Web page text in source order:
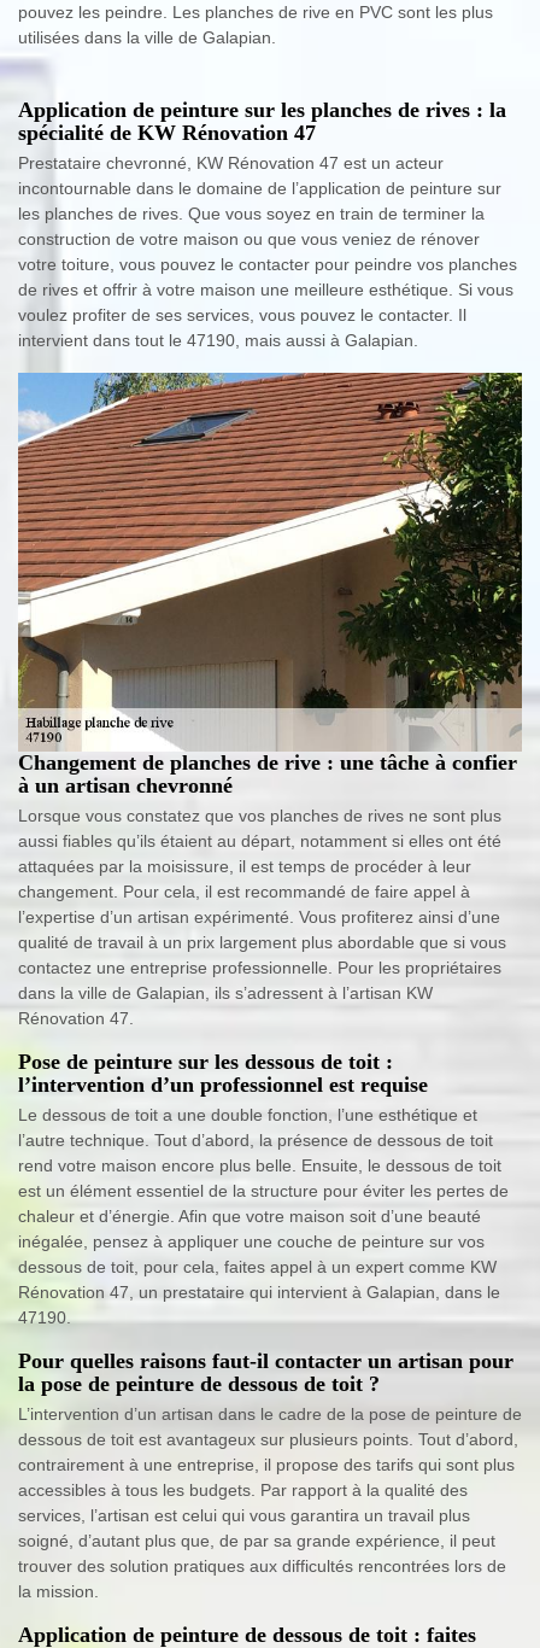
pouvez les peindre. Les planches de rive en PVC sont les plus
utilisées dans la ville de Galapian.
Application de peinture sur les planches de rives : la
spécialité de KW Rénovation 47
Prestataire chevronné, KW Rénovation 47 est un acteur
incontournable dans le domaine de l’application de peinture sur
les planches de rives. Que vous soyez en train de terminer la
construction de votre maison ou que vous veniez de rénover
votre toiture, vous pouvez le contacter pour peindre vos planches
de rives et offrir à votre maison une meilleure esthétique. Si vous
voulez profiter de ses services, vous pouvez le contacter. Il
intervient dans tout le 47190, mais aussi à Galapian.
Changement de planches de rive : une tâche à confier
à un artisan chevronné
Lorsque vous constatez que vos planches de rives ne sont plus
aussi fiables qu’ils étaient au départ, notamment si elles ont été
attaquées par la moisissure, il est temps de procéder à leur
changement. Pour cela, il est recommandé de faire appel à
l’expertise d’un artisan expérimenté. Vous profiterez ainsi d’une
qualité de travail à un prix largement plus abordable que si vous
contactez une entreprise professionnelle. Pour les propriétaires
dans la ville de Galapian, ils s’adressent à l’artisan KW
Rénovation 47.
Pose de peinture sur les dessous de toit :
l’intervention d’un professionnel est requise
Le dessous de toit a une double fonction, l’une esthétique et
l’autre technique. Tout d’abord, la présence de dessous de toit
rend votre maison encore plus belle. Ensuite, le dessous de toit
est un élément essentiel de la structure pour éviter les pertes de
chaleur et d’énergie. Afin que votre maison soit d’une beauté
inégalée, pensez à appliquer une couche de peinture sur vos
dessous de toit, pour cela, faites appel à un expert comme KW
Rénovation 47, un prestataire qui intervient à Galapian, dans le
47190.
Pour quelles raisons faut-il contacter un artisan pour
la pose de peinture de dessous de toit ?
L’intervention d’un artisan dans le cadre de la pose de peinture de
dessous de toit est avantageux sur plusieurs points. Tout d’abord,
contrairement à une entreprise, il propose des tarifs qui sont plus
accessibles à tous les budgets. Par rapport à la qualité des
services, l’artisan est celui qui vous garantira un travail plus
soigné, d’autant plus que, de par sa grande expérience, il peut
trouver des solution pratiques aux difficultés rencontrées lors de
la mission.
Application de peinture de dessous de toit : faites